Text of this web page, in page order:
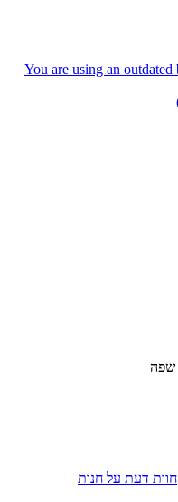
שפה
חוות דעת על חנות